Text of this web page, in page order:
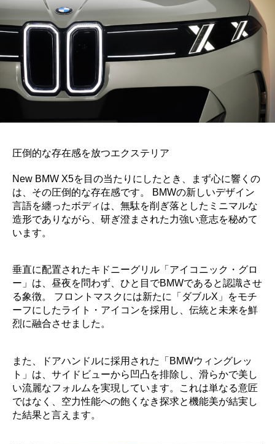
圧倒的な存在感を放つエクステリア
New BMW X5を目の当たりにしたとき、まず心に響くの
は、その圧倒的な存在感です。 BMWの新しいデザイン
言語を纏ったボディは、無駄を削ぎ落としたミニマルな
造形でありながら、研ぎ澄まされた力強い意志を秘めて
います。
垂直に配置されたキドニーグリル「アイコニック・グロ
ー」は、昼夜を問わず、ひと目でBMWであると認識させ
る象徴。 フロントマスクには新たに「ダブルX」をモチ
ーフにしたライト・アイコンを採用し、伝統と未来を鮮
烈に融合させました。
また、ドアハンドルに採用された「BMWウィングレッ
ト」は、サイドビューから凹凸を排除し、滑らかで美し
い流麗なフォルムを実現しています。これは単なる意匠
ではなく、空力性能への飽くなき探求と機能美が結実し
た結果と言えます。